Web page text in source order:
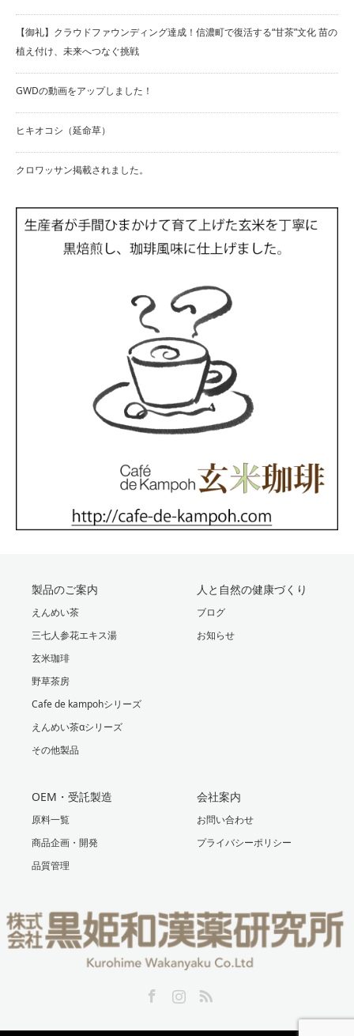
【御礼】クラウドファウンディング達成！信濃町で復活する“甘茶”文化 苗の
植え付け、未来へつなぐ挑戦
GWDの動画をアップしました！
ヒキオコシ（延命草）
クロワッサン掲載されました。
製品のご案内
えんめい茶
三七人参花エキス湯
玄米珈琲
野草茶房
Cafe de kampohシリーズ
えんめい茶αシリーズ
その他製品
人と自然の健康づくり
ブログ
お知らせ
OEM・受託製造
原料一覧
商品企画・開発
品質管理
会社案内
お問い合わせ
プライバシーポリシー